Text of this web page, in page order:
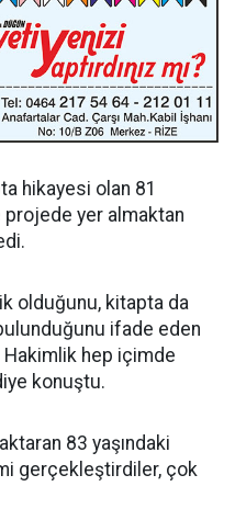
hikayesi olan 81
projede yer almaktan
olduğunu, kitapta da
ifade eden
Hakimlik hep içimde
konuştu.
83 yaşındaki
gerçekleştirdiler, çok